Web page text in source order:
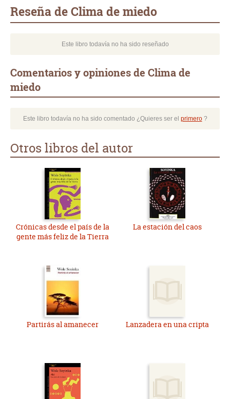
Reseña de Clima de miedo
Este libro todavía no ha sido reseñado
Comentarios y opiniones de Clima de
miedo
Este libro todavía no ha sido comentado ¿Quieres ser el primero?
Otros libros del autor
Crónicas desde el país de la
gente más feliz de la Tierra
La estación del caos
Partirás al amanecer Lanzadera en una cripta